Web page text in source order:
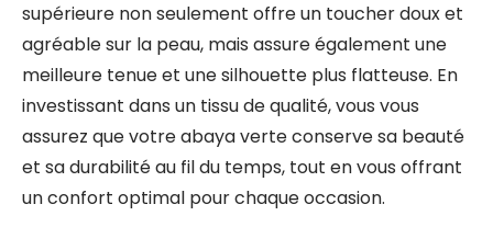
supérieure non seulement offre un toucher doux et
agréable sur la peau, mais assure également une
meilleure tenue et une silhouette plus flatteuse. En
investissant dans un tissu de qualité, vous vous
assurez que votre abaya verte conserve sa beauté
et sa durabilité au fil du temps, tout en vous offrant
un confort optimal pour chaque occasion.